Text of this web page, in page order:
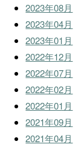
2023年08月
2023年04月
2023年01月
2022年12月
2022年07月
2022年02月
2022年01月
2021年09月
2021年04月